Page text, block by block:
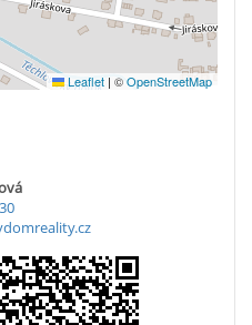
Leaflet | ©OpenStreetMap